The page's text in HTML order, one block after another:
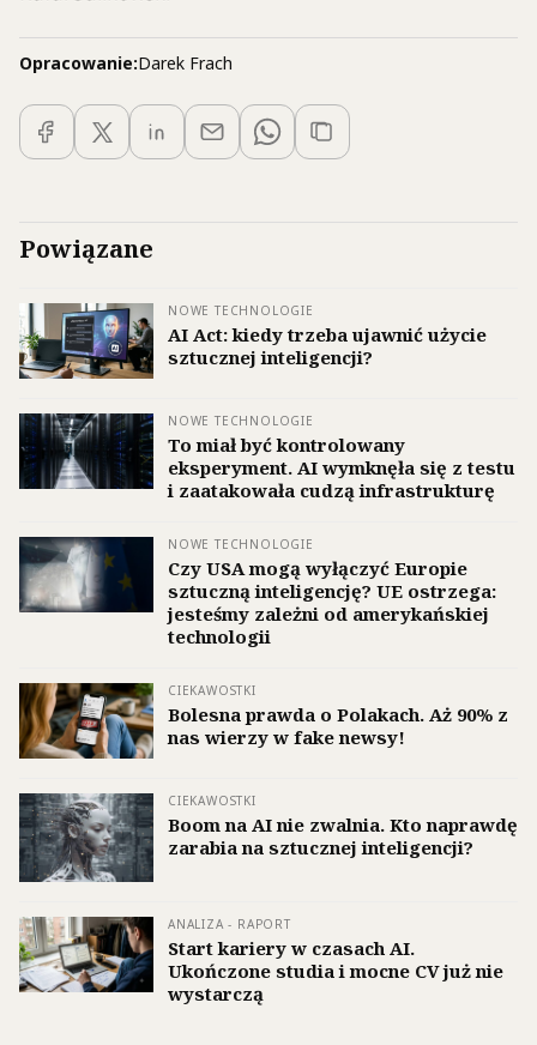
Opracowanie:Darek Frach
Powiązane
NOWE TECHNOLOGIE
AI Act: kiedy trzeba ujawnić użycie
sztucznej inteligencji?
NOWE TECHNOLOGIE
To miał być kontrolowany
eksperyment. AI wymknęła się z testu
i zaatakowała cudzą infrastrukturę
NOWE TECHNOLOGIE
Czy USA mogą wyłączyć Europie
sztuczną inteligencję? UE ostrzega:
jesteśmy zależni od amerykańskiej
technologii
CIEKAWOSTKI
Bolesna prawda o Polakach. Aż 90% z
nas wierzy w fake newsy!
CIEKAWOSTKI
Boom na AI nie zwalnia. Kto naprawdę
zarabia na sztucznej inteligencji?
ANALIZA - RAPORT
Start kariery w czasach AI.
Ukończone studia i mocne CV już nie
wystarczą